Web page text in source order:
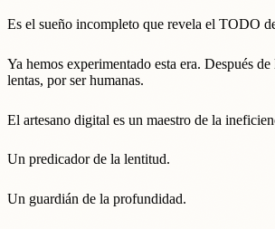
Es el sueño incompleto que revela el TODO
Ya hemos experimentado esta era. Después
lentas, por ser humanas.
El artesano digital es un maestro de la
Un predicador de la lentitud.
Un guardián de la profundidad.